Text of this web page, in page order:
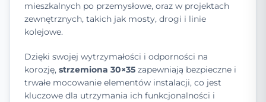
mieszkalnych po przemysłowe, oraz w projektach
zewnętrznych, takich jak mosty, drogi i linie
kolejowe.
Dzięki swojej wytrzymałości i odporności na
korozję, strzemiona 30×35 zapewniają bezpieczne i
trwałe mocowanie elementów instalacji, co jest
kluczowe dla utrzymania ich funkcjonalności i